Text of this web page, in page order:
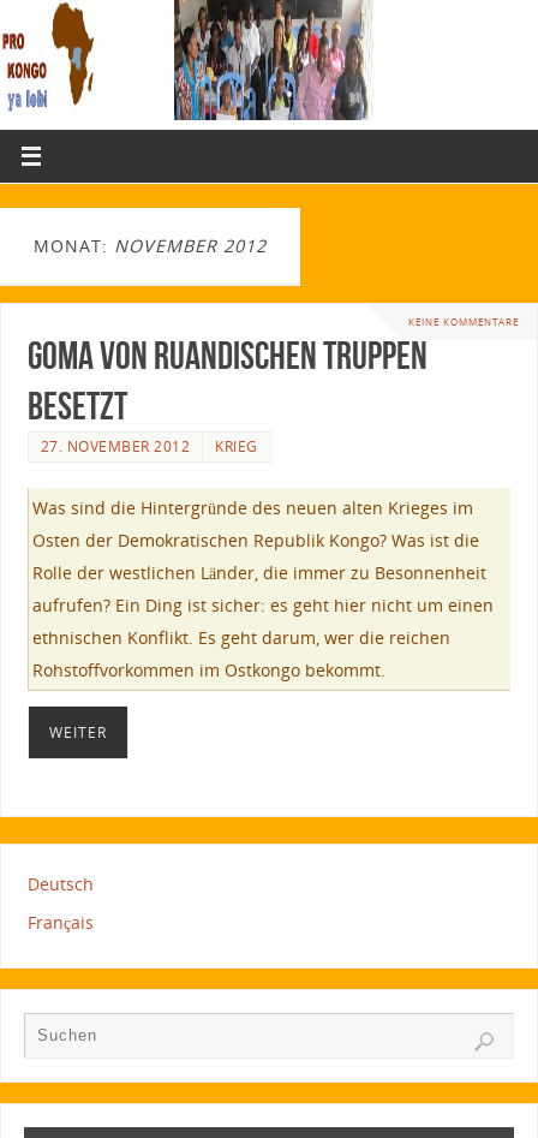
MONAT: NOVEMBER 2012
KEINE KOMMENTARE
Goma von ruandischen Truppen
besetzt
27. NOVEMBER 2012 KRIEG
Was sind die Hintergründe des neuen alten Krieges im
Osten der Demokratischen Republik Kongo? Was ist die
Rolle der westlichen Länder, die immer zu Besonnenheit
aufrufen? Ein Ding ist sicher: es geht hier nicht um einen
ethnischen Konflikt. Es geht darum, wer die reichen
Rohstoffvorkommen im Ostkongo bekommt.
WEITER
Deutsch
Français